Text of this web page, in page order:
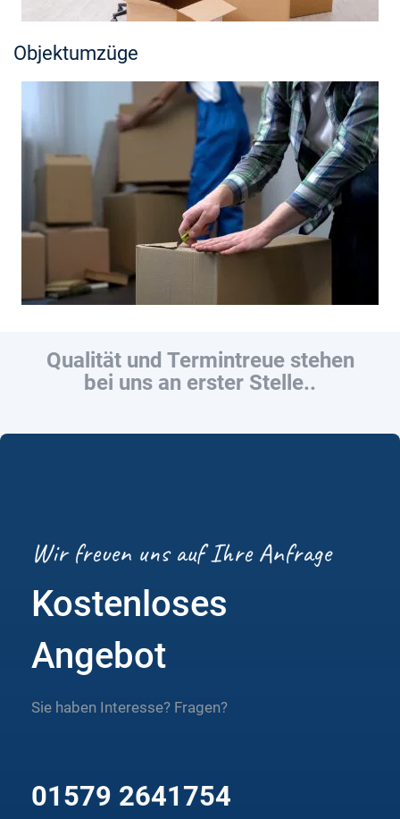
Objektumzüge
Qualität und Termintreue stehen
bei uns an erster Stelle..
Wir freuen uns auf Ihre Anfrage
Kostenloses
Angebot
Sie haben Interesse? Fragen?
01579 2641754